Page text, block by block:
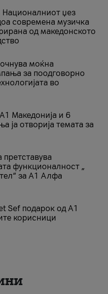
Националниот џез
современа музичка
од македонското
моќна
за поодговорно
во
Македонија и 6
ја отворија темата за
претставува
функционалност „
за А1 Алфа
Sеf подарок од А1
корисници